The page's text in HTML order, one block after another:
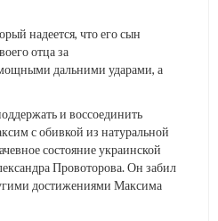
надеется, что его сын
отца за
дальними ударами, а
и воссоединить
с обивкой из натуральной
состояние украинской
Провоторова. Он забил
достижениями Максима